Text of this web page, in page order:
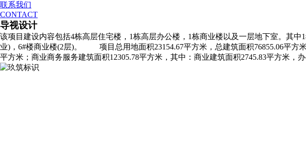
联系我们
CONTACT
导视设计
该项目建设内容包括4栋高层住宅楼，1栋高层办公楼，1栋商业楼以及一层地下室。其
业)，6#楼商业楼(2层)。 项目总用地面积23154.67平方米，总建筑面积76855.06平方
平方米；商业商务服务建筑面积12305.78平方米，其中：商业建筑面积2745.83平方米，办